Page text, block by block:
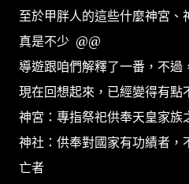
至於甲胖人的這些什麼神宮
真是不少 @@
導遊跟咱們解釋了一番，不過
現在回想起來，已經變得有
神宮：專指祭祀供奉天皇家族
神社：供奉對國家有功績者，
亡者